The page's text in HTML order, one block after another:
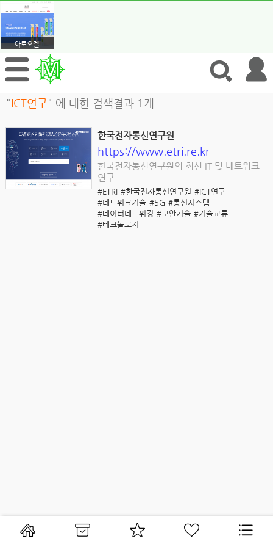
아토오겔
"ICT연구" 에 대한 검색결과 1개
한국전자통신연구원
https://www.etri.re.kr
한국전자통신연구원의 최신 IT 및 네트워크
연구
#ETRI #한국전자통신연구원 #ICT연구
#네트워크기술 #5G #통신시스템
#데이터네트워킹 #보안기술 #기술교류
#테크놀로지